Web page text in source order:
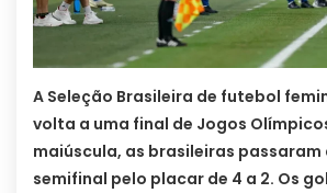
A Seleção Brasileira de futebol
volta a uma final de Jogos
maiúscula, as brasileiras passaram
semifinal pelo placar de 4 a 2. Os